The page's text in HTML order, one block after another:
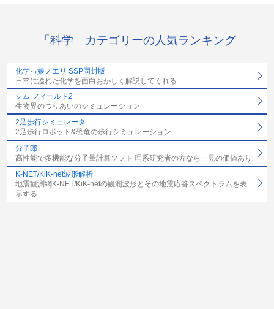
「科学」カテゴリーの人気ランキング
化学っ娘ノエリ SSP同封版
日常に溢れた化学を面白おかしく解説してくれる
シム フィールド2
生物界のつりあいのシミュレーション
2足歩行シミュレータ
2足歩行ロボット&恐竜の歩行シミュレーション
分子郎
高性能で多機能な分子量計算ソフト 理系研究者の方なら一見の価値あり
K-NET/KiK-net波形解析
地震観測網K-NET/KiK-netの観測波形とその地震応答スペクトラムを表
示する